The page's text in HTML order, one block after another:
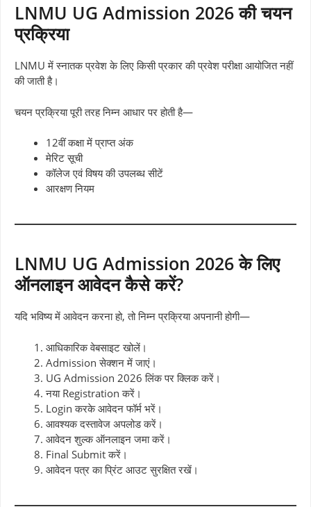
LNMU UG Admission 2026 की चयन
प्रक्रिया
LNMU में स्नातक प्रवेश के लिए किसी प्रकार की प्रवेश परीक्षा आयोजित नहीं
की जाती है।
चयन प्रक्रिया पूरी तरह निम्न आधार पर होती है—
12वीं कक्षा में प्राप्त अंक
मेरिट सूची
कॉलेज एवं विषय की उपलब्ध सीटें
आरक्षण नियम
LNMU UG Admission 2026 के लिए
ऑनलाइन आवेदन कैसे करें?
यदि भविष्य में आवेदन करना हो, तो निम्न प्रक्रिया अपनानी होगी—
आधिकारिक वेबसाइट खोलें।
Admission सेक्शन में जाएं।
UG Admission 2026 लिंक पर क्लिक करें।
नया Registration करें।
Login करके आवेदन फॉर्म भरें।
आवश्यक दस्तावेज अपलोड करें।
आवेदन शुल्क ऑनलाइन जमा करें।
Final Submit करें।
आवेदन पत्र का प्रिंट आउट सुरक्षित रखें।